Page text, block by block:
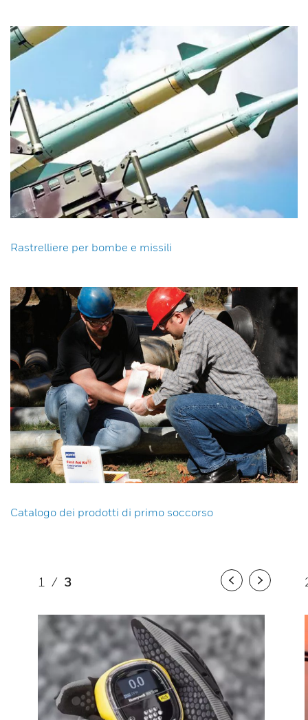
Rastrelliere per bombe e missili
Catalogo dei prodotti di primo soccorso
1 / 3